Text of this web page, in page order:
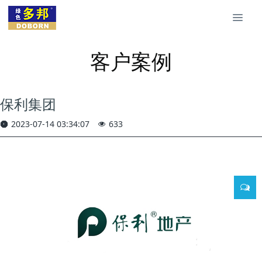
客户案例
保利集团
2023-07-14 03:34:07 633